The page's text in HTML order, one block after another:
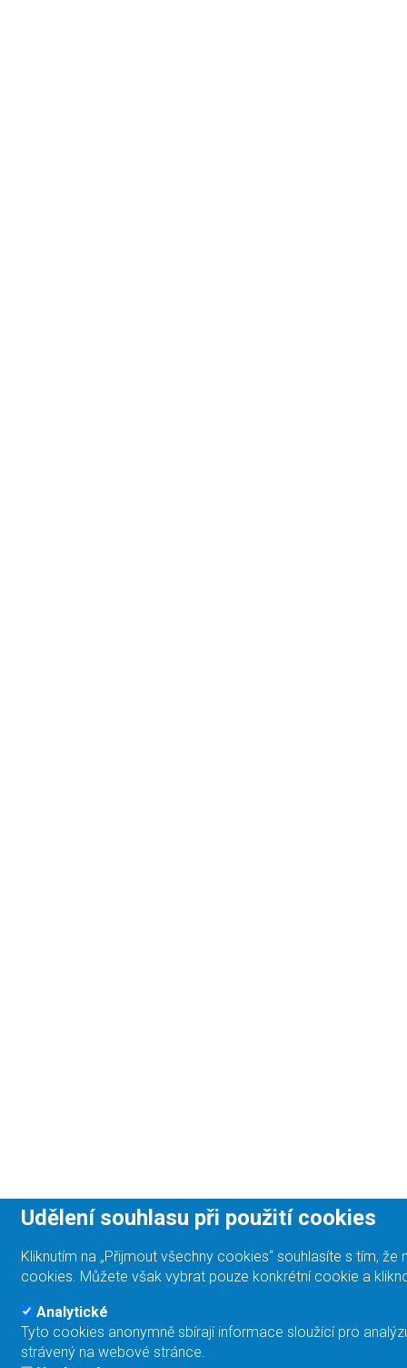
Udělení souhlasu při použití cookies
Kliknutím na „Přijmout všechny cookies“ souhlasíte s tím,
cookies. Můžete však vybrat pouze konkrétní cookie a
Analytické
Tyto cookies anonymně sbírají informace sloužící pro
strávený na webové stránce.